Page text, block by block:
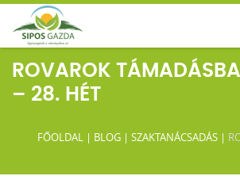
ROVAROK
– 28. HÉT
FŐOLDAL | BLOG | SZAKTANÁCSADÁS |